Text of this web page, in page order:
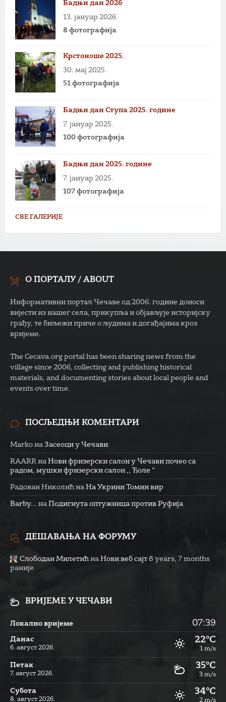
Бадњи дан 2026
13. јануар 2026.
8 фотографија
Крстоноше 2025.
30. мај 2025.
51 фотографија
Бадњи дан Ступа 2025. године
7. јануар 2025.
100 фотографија
Бадњи дан 2025. године
7. јануар 2025.
107 фотографија
СВЕ ГАЛЕРИЈЕ
О ПОРТАЛУ / ABOUT
Информативни портал Чечаве од 2006. године доноси
вијести из нашег села, прикупља и објављује историјску
грађу, те биљежи приче о људима и догађајима кроз
вријеме.
The Cecava.org portal has been sharing news from the
village since 2006, collecting and publishing historical
materials, and documenting stories about local people and
events over time.
ПОСЉЕДЊИ КОМЕНТАРИ
Marko на Засеоци у Чечави
RAARR на Нови фризерски салон у Чечави почео са
радом, мушки фризерски салон ,, Ђоле “
Радован Николић на На Укрини Томин вир
Barby... на Подигнута оптужница против Руфија
ДЕШАВАЊА НА ФОРУМУ
Слободан Милетић на Нови веб сајт 8 years, 7 months
раније
ВРИЈЕМЕ У ЧЕЧАВИ
Локално вријеме 07:39
Данас
6. август 2026.
22°C
1 m/s
Петак
7. август 2026.
35°C
3 m/s
Субота
8. август 2026.
34°C
2 m/s